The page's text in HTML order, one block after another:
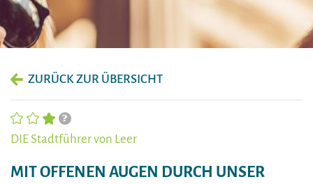
ZURÜCK ZUR ÜBERSICHT
DIE Stadtführer von Leer
MIT OFFENEN AUGEN DURCH UNSER